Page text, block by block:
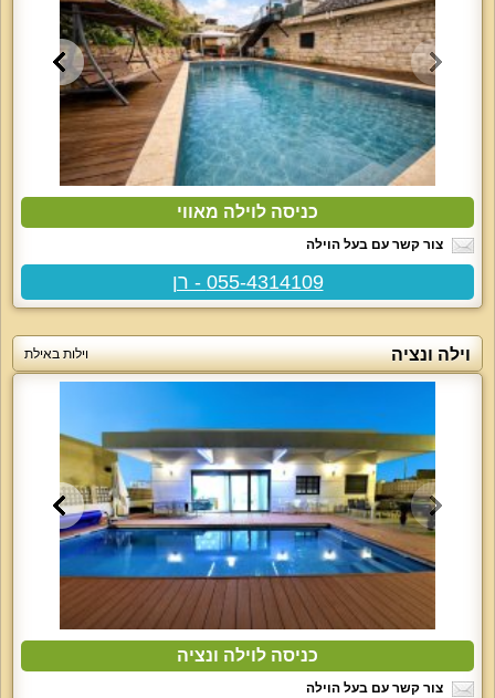
כניסה לוילה מאווי
צור קשר עם בעל הוילה
055-4314109 - רן
וילה ונציה וילות באילת
כניסה לוילה ונציה
צור קשר עם בעל הוילה